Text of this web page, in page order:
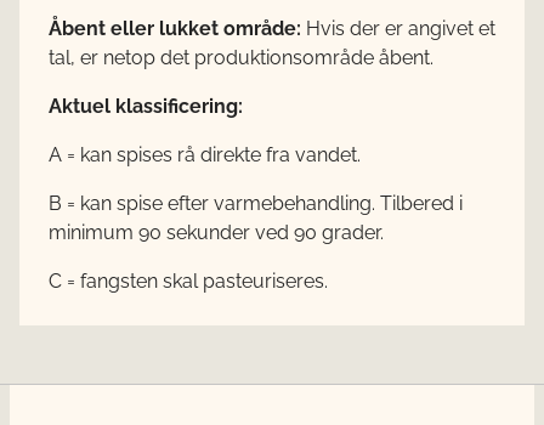
Åbent eller lukket område: Hvis der er angivet et
tal, er netop det produktionsområde åbent.
Aktuel klassificering:
A = kan spises rå direkte fra vandet.
B = kan spise efter varmebehandling. Tilbered i
minimum 90 sekunder ved 90 grader.
C = fangsten skal pasteuriseres.